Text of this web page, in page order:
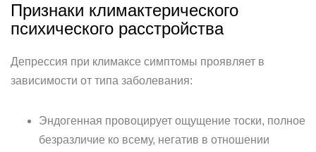
Признаки климактерического
психического расстройства
Депрессия при климаксе симптомы проявляет в
зависимости от типа заболевания:
Эндогенная провоцирует ощущение тоски, полное
безразличие ко всему, негатив в отношении